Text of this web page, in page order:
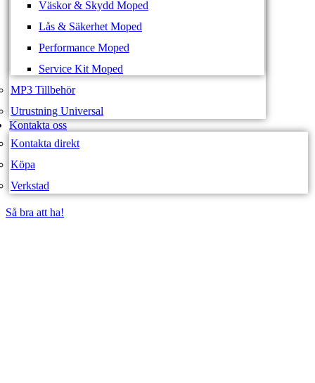
Väskor & Skydd Moped
Lås & Säkerhet Moped
Performance Moped
Service Kit Moped
MP3 Tillbehör
Utrustning Universal
Kontakta oss
Kontakta direkt
Köpa
Verkstad
Så bra att ha!